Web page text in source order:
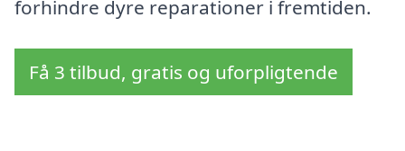
forhindre dyre reparationer i fremtiden.
Få 3 tilbud, gratis og uforpligtende